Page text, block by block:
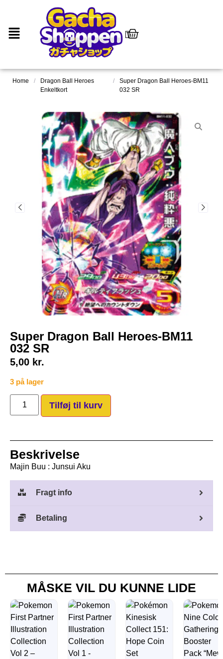
Home /
Dragon Ball Heroes
Enkeltkort
/
Super Dragon Ball Heroes-BM11
032 SR
Super Dragon Ball Heroes-BM11
032 SR
5,00 kr.
3 på lager
Tilføj til kurv
Beskrivelse
Majin Buu : Junsui Aku
Fragt info
Betaling
MÅSKE VIL DU KUNNE LIDE